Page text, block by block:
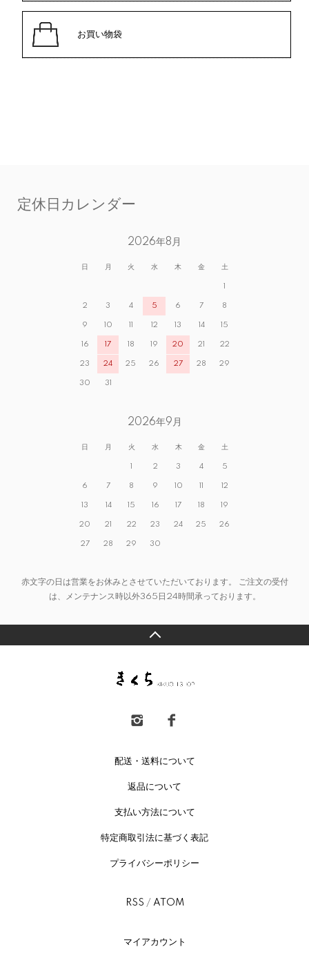
お買い物袋
定休日カレンダー
2026年8月
日 月 火 水 木 金 土
1
2 3 4 5 6 7 8
9 10 11 12 13 14 15
16 17 18 19 20 21 22
23 24 25 26 27 28 29
30 31
2026年9月
日 月 火 水 木 金 土
1 2 3 4 5
6 7 8 9 10 11 12
13 14 15 16 17 18 19
20 21 22 23 24 25 26
27 28 29 30
赤文字の日は営業をお休みとさせていただいております。 ご注文の受付
は、メンテナンス時以外365日24時間承っております。
配送・送料について
返品について
支払い方法について
特定商取引法に基づく表記
プライバシーポリシー
RSS / ATOM
マイアカウント